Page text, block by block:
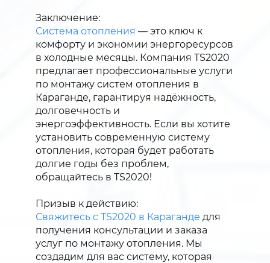
Заключение:
Система отопления — это ключ к
комфорту и экономии энергоресурсов
в холодные месяцы. Компания TS2020
предлагает профессиональные услуги
по монтажу систем отопления в
Караганде, гарантируя надёжность,
долговечность и
энергоэффективность. Если вы хотите
установить современную систему
отопления, которая будет работать
долгие годы без проблем,
обращайтесь в TS2020!
Призыв к действию:
Свяжитесь с TS2020 в Караганде для
получения консультации и заказа
услуг по монтажу отопления. Мы
создадим для вас систему, которая